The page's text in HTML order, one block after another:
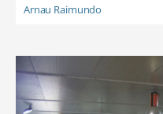
Arnau Raimundo